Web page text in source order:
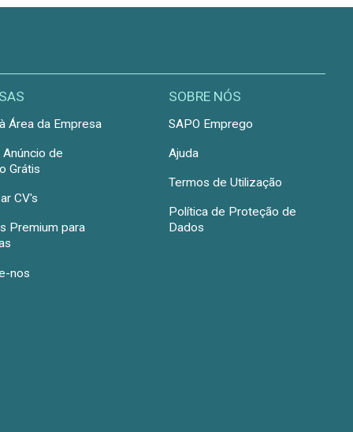
Área da Empresa
de
Grátis
CV's
Premium para
nos
SOBRE NÓS
SAPO Emprego
Ajuda
Termos de Utilização
Política de Proteção de
Dados